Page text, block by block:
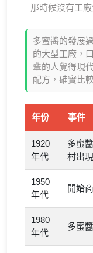
那時候沒有工
多蜜醬的發展
的大型工廠，
輩的人覺得現
配方，確實比
年份 事件
1920
年代
多蜜
村出現
1950
年代
開始
1980
年代
多蜜